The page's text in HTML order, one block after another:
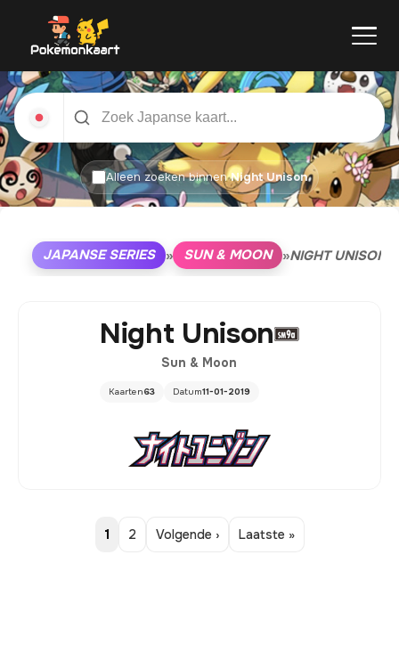
Alleen zoeken binnenNight Unison
JAPANSE SERIES » SUN & MOON »NIGHT UNISON
Night Unison
Sun & Moon
Kaarten63 Datum11-01-2019
1 2 Volgende › Laatste »